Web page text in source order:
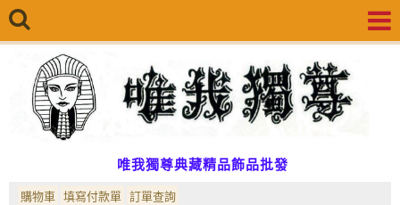
唯我獨尊典藏精品飾品批發
購物車 填寫付款單 訂單查詢